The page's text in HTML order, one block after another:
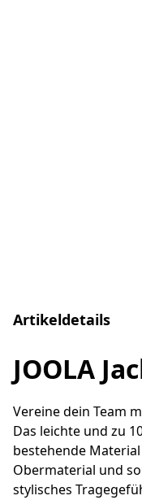
Artikeldetails
JOOLA
Vereine dein Team
Das leichte und zu
bestehende
Obermaterial und
stylisches